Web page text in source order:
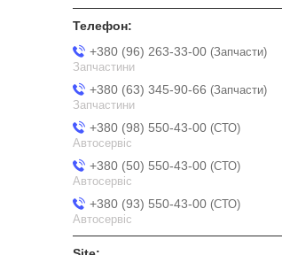
+380 (96) 263-33-00 Запчасти
Запчастини
+380 (63) 345-90-66 Запчасти
Запчастини
+380 (98) 550-43-00 СТО
Автосервіс
+380 (50) 550-43-00 СТО
Автосервіс
+380 (93) 550-43-00 СТО
Автосервіс